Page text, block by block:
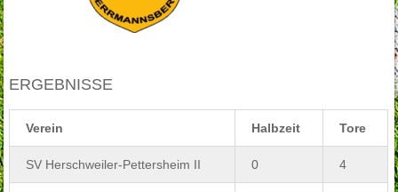
ERGEBNISSE
Verein Halbzeit Tore
SV Herschweiler-Pettersheim II 0 4